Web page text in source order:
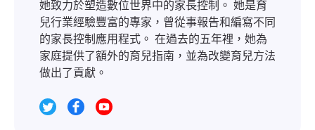
她致力於塑造數位世界中的家長控制。 她是育
兒行業經驗豐富的專家，曾從事報告和編寫不同
的家長控制應用程式。 在過去的五年裡，她為
家庭提供了額外的育兒指南，並為改變育兒方法
做出了貢獻。